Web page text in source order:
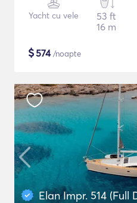
Yacht cu vele
53 ft
16 m
$574/noapte
Elan Impr. 514 (Full